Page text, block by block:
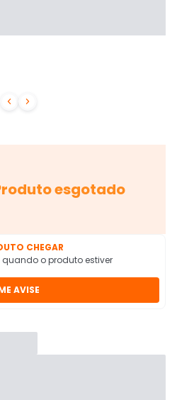
 
esgotado
CHEGAR
o produto estiver
AVISE